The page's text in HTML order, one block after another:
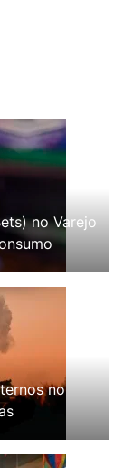
no Varejo
no